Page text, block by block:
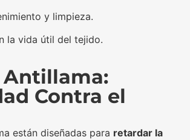
y limpieza.
la vida útil del tejido.
Antillama:
Contra el
están diseñadas para retardar la